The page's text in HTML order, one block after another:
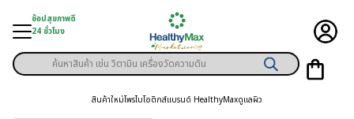
content
ช้อปสุขภาพดี
24 ชั่วโมง
มู่สินค้า
Products
search
สินค้าใหม่โพรไบโอติกส์แบรนด์ HealthyMaxดูแลผิว